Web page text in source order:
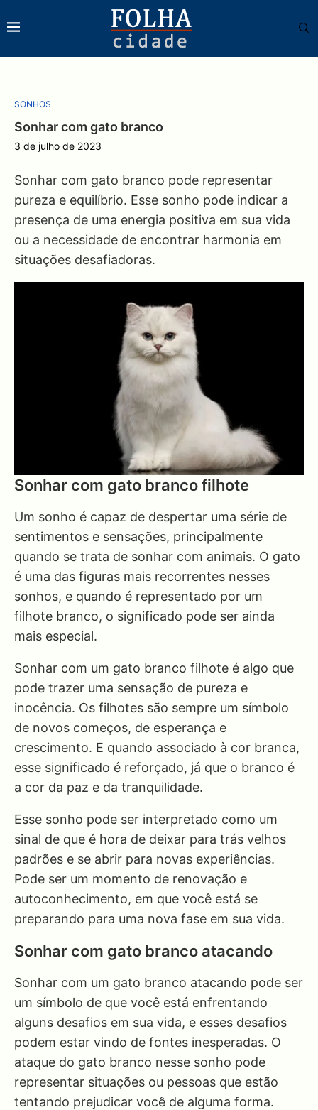
SONHOS
Sonhar com gato branco
3 de julho de 2023
Sonhar com gato branco pode representar
pureza e equilíbrio. Esse sonho pode indicar a
presença de uma energia positiva em sua vida
ou a necessidade de encontrar harmonia em
situações desafiadoras.
Sonhar com gato branco filhote
Um sonho é capaz de despertar uma série de
sentimentos e sensações, principalmente
quando se trata de sonhar com animais. O gato
é uma das figuras mais recorrentes nesses
sonhos, e quando é representado por um
filhote branco, o significado pode ser ainda
mais especial.
Sonhar com um gato branco filhote é algo que
pode trazer uma sensação de pureza e
inocência. Os filhotes são sempre um símbolo
de novos começos, de esperança e
crescimento. E quando associado à cor branca,
esse significado é reforçado, já que o branco é
a cor da paz e da tranquilidade.
Esse sonho pode ser interpretado como um
sinal de que é hora de deixar para trás velhos
padrões e se abrir para novas experiências.
Pode ser um momento de renovação e
autoconhecimento, em que você está se
preparando para uma nova fase em sua vida.
Sonhar com gato branco atacando
Sonhar com um gato branco atacando pode ser
um símbolo de que você está enfrentando
alguns desafios em sua vida, e esses desafios
podem estar vindo de fontes inesperadas. O
ataque do gato branco nesse sonho pode
representar situações ou pessoas que estão
tentando prejudicar você de alguma forma.